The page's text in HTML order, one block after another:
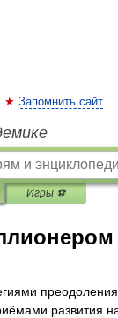
Запомнить сайт
Игры ⚽
развития